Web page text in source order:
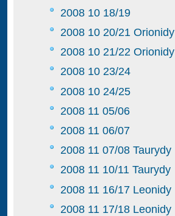
2008 10 18/19
2008 10 20/21 Orionidy
2008 10 21/22 Orionidy
2008 10 23/24
2008 10 24/25
2008 11 05/06
2008 11 06/07
2008 11 07/08 Taurydy
2008 11 10/11 Taurydy
2008 11 16/17 Leonidy
2008 11 17/18 Leonidy